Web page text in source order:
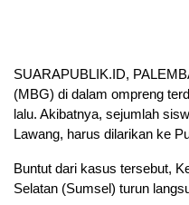
SUARAPUBLIK.ID,
(MBG) di dalam ompreng
lalu. Akibatnya, sejumlah
Lawang, harus dilarikan ke
Buntut dari kasus tersebut,
Selatan (Sumsel) turun